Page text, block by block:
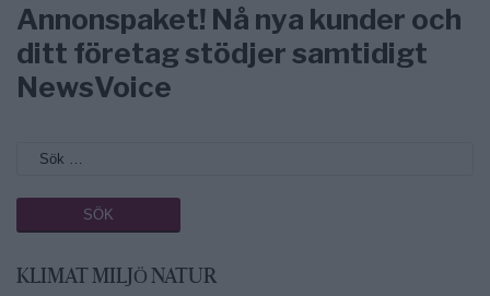
Annonspaket! Nå nya kunder och
ditt företag stödjer samtidigt
NewsVoice
KLIMAT MILJÖ NATUR